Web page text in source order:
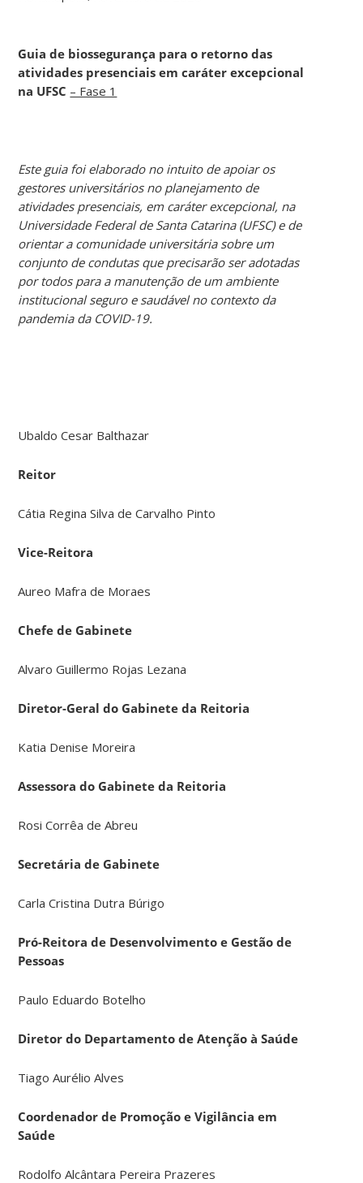
Guia de biossegurança para o retorno das
atividades presenciais em caráter excepcional
na UFSC – Fase 1
Este guia foi elaborado no intuito de apoiar os
gestores universitários no planejamento de
atividades presenciais, em caráter excepcional, na
Universidade Federal de Santa Catarina (UFSC) e de
orientar a comunidade universitária sobre um
conjunto de condutas que precisarão ser adotadas
por todos para a manutenção de um ambiente
institucional seguro e saudável no contexto da
pandemia da COVID-19.
Ubaldo Cesar Balthazar
Reitor
Cátia Regina Silva de Carvalho Pinto
Vice-Reitora
Aureo Mafra de Moraes
Chefe de Gabinete
Alvaro Guillermo Rojas Lezana
Diretor-Geral do Gabinete da Reitoria
Katia Denise Moreira
Assessora do Gabinete da Reitoria
Rosi Corrêa de Abreu
Secretária de Gabinete
Carla Cristina Dutra Búrigo
Pró-Reitora de Desenvolvimento e Gestão de
Pessoas
Paulo Eduardo Botelho
Diretor do Departamento de Atenção à Saúde
Tiago Aurélio Alves
Coordenador de Promoção e Vigilância em
Saúde
Rodolfo Alcântara Pereira Prazeres